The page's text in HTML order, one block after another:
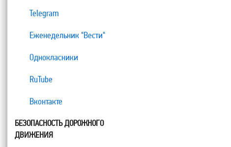
Telegram
Еженедельник "Вести"
Однокласники
RuTube
Вконтакте
БЕЗОПАСНОСТЬ ДОРОЖНОГО
ДВИЖЕНИЯ